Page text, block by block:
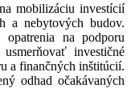
mobilizáciu investícií
a nebytových budov.
opatrenia na podporu
investičné
a finančných inštitúcií.
odhad očakávaných